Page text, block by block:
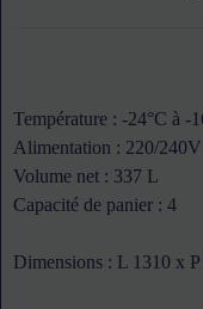
Température : -24°C à -
Alimentation : 220/240V
Volume net : 337 L
Capacité de panier : 4
Dimensions : L 1310 x